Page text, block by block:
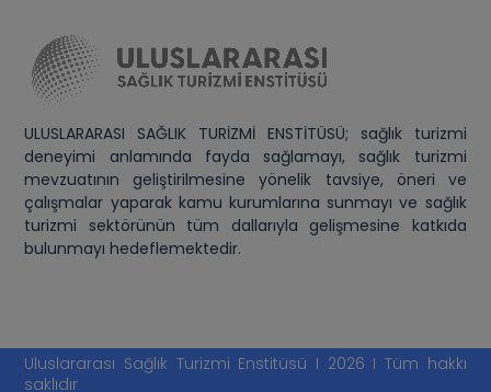
ULUSLARARASI SAĞLIK TURİZMİ ENSTİTÜSÜ; sağlık turizmi
deneyimi anlamında fayda sağlamayı, sağlık turizmi
mevzuatının geliştirilmesine yönelik tavsiye, öneri ve
çalışmalar yaparak kamu kurumlarına sunmayı ve sağlık
turizmi sektörünün tüm dallarıyla gelişmesine katkıda
bulunmayı hedeflemektedir.
Uluslararası Sağlık Turizmi Enstitüsü I 2026 I Tüm hakkı
saklıdır